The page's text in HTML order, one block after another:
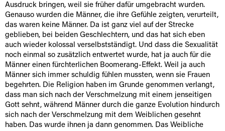
Ausdruck bringen, weil sie früher dafür umgebracht wurden.
Genauso wurden die Männer, die ihre Gefühle zeigten, verurteilt,
das waren keine Männer. Da ist ganz viel auf der Strecke
geblieben, bei beiden Geschlechtern, und das hat sich eben
auch wieder kolossal verselbstständigt. Und dass die Sexualität
noch einmal so zusätzlich entwertet wurde, hat ja auch für die
Männer einen fürchterlichen Boomerang-Effekt. Weil ja auch
Männer sich immer schuldig fühlen mussten, wenn sie Frauen
begehrten. Die Religion haben im Grunde genommen verlangt,
dass man sich nach der Verschmelzung mit einem jenseitigen
Gott sehnt, während Männer durch die ganze Evolution hindurch
sich nach der Verschmelzung mit dem Weiblichen gesehnt
haben. Das wurde ihnen ja dann genommen. Das Weibliche